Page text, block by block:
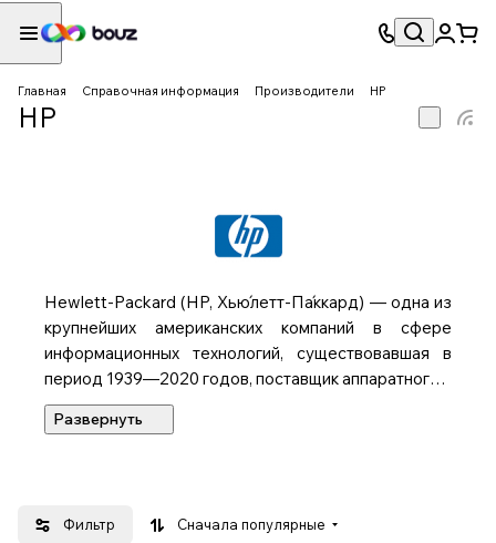
Главная Справочная информация Производители HP
HP
Hewlett-Packard (HP, Хью́летт-Па́ккард) — одна из
крупнейших американских компаний в сфере
информационных технологий, существовавшая в
период 1939—2020 годов, поставщик аппаратного и
программного обеспечения для организаций и
индивидуальных потребителей. Штаб-квартира — в
ИТ-инфраструктуры, персональных вычислительных
Фильтр Сначала популярные